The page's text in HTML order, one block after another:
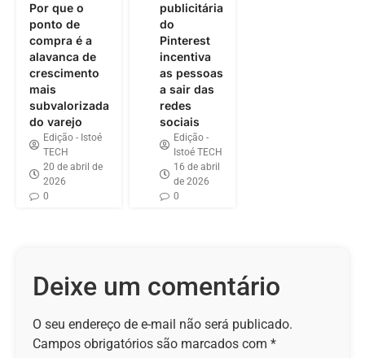
Por que o
ponto de
compra é a
alavanca de
crescimento
mais
subvalorizada
do varejo
Edição - Istoé
TECH
20 de abril de
2026
0
publicitária
do
Pinterest
incentiva
as pessoas
a sair das
redes
sociais
Edição -
Istoé TECH
16 de abril
de 2026
0
Deixe um comentário
O seu endereço de e-mail não será publicado.
Campos obrigatórios são marcados com *